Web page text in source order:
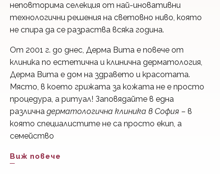
неповторима селекция от най-иновативни
технологични решения на световно ниво, която
не спира да се разраства всяка година.
От 2001 г. до днес, Дерма Вита е повече от
клиника по естетична и клинична дерматология,
Дерма Вита е дом на здравето и красотата.
Място, в което грижата за кожата не е просто
процедура, а ритуал! Заповядайте в една
различна дерматологична клиника в София – в
която специалистите не са просто екип, а
семейство
Виж повече